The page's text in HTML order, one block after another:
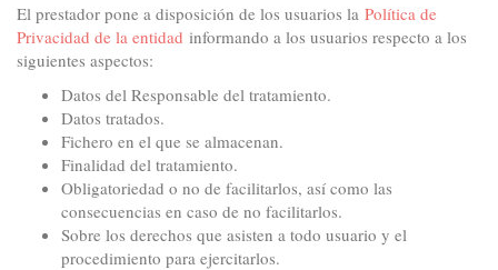
El prestador pone a disposición de los usuarios la Política de
Privacidad de la entidad informando a los usuarios respecto a los
siguientes aspectos:
Datos del Responsable del tratamiento.
Datos tratados.
Fichero en el que se almacenan.
Finalidad del tratamiento.
Obligatoriedad o no de facilitarlos, así como las
consecuencias en caso de no facilitarlos.
Sobre los derechos que asisten a todo usuario y el
procedimiento para ejercitarlos.